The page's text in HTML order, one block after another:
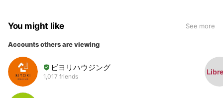
You might like See more
Accounts others are viewing
ビヨリハウジング
1,017 friends